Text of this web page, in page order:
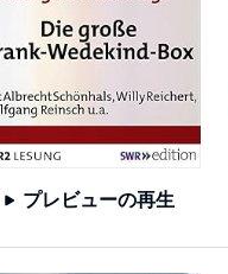
プレビューの再生